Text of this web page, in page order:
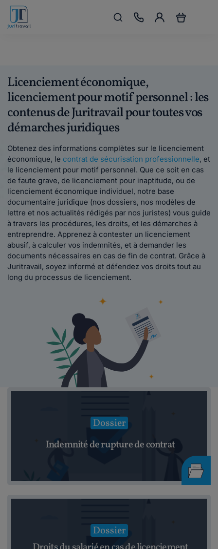
Licenciement économique,
licenciement pour motif personnel : les
contenus de Juritravail pour toutes vos
démarches juridiques
Obtenez des informations complètes sur le licenciement
économique, le contrat de sécurisation professionnelle, et
le licenciement pour motif personnel. Que ce soit en cas
de faute grave, de licenciement pour inaptitude, ou de
licenciement économique individuel, notre base
documentaire juridique (nos dossiers, nos modèles de
lettre et nos actualités rédigés par nos juristes) vous guide
à travers les procédures, les droits, et les démarches à
entreprendre. Apprenez à contester un licenciement
abusif, à calculer vos indemnités, et à demander les
documents nécessaires en cas de fin de contrat. Grâce à
Juritravail, soyez informé et défendez vos droits tout au
long du processus de licenciement.
Dossier
Indemnité de rupture de contrat
Dossier